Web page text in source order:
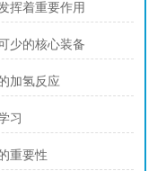
挥着重要作用
少的核心装备
加氢反应
习
重要性